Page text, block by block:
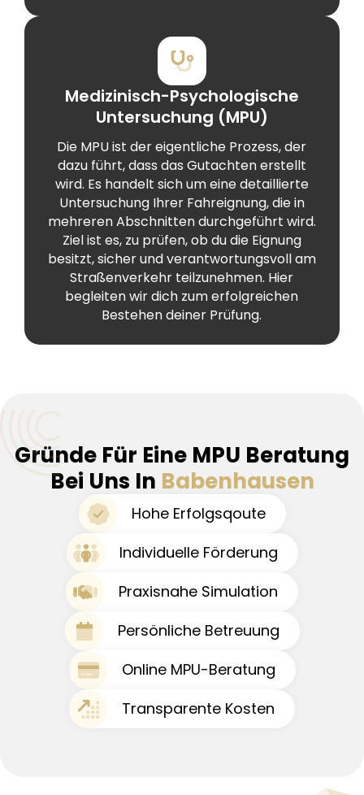
Medizinisch-Psychologische
Untersuchung (MPU)
Die MPU ist der eigentliche Prozess, der
dazu führt, dass das Gutachten erstellt
wird. Es handelt sich um eine detaillierte
Untersuchung Ihrer Fahreignung, die in
mehreren Abschnitten durchgeführt wird.
Ziel ist es, zu prüfen, ob du die Eignung
besitzt, sicher und verantwortungsvoll am
Straßenverkehr teilzunehmen. Hier
begleiten wir dich zum erfolgreichen
Bestehen deiner Prüfung.
Gründe Für Eine MPU Beratung
Bei Uns In Babenhausen
Hohe Erfolgsqoute
Individuelle Förderung
Praxisnahe Simulation
Persönliche Betreuung
Online MPU-Beratung
Transparente Kosten